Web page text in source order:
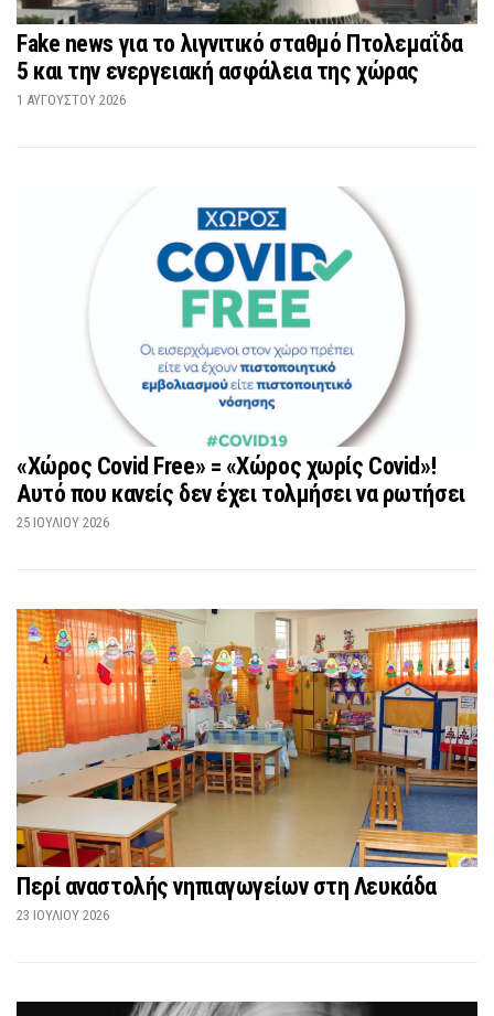
Fake news για το λιγνιτικό σταθμό Πτολεμαΐδα
5 και την ενεργειακή ασφάλεια της χώρας
1 ΑΥΓΟΎΣΤΟΥ 2026
«Χώρος Covid Free» = «Χώρος χωρίς Covid»!
Αυτό που κανείς δεν έχει τολμήσει να ρωτήσει
25 ΙΟΥΛΊΟΥ 2026
Περί αναστολής νηπιαγωγείων στη Λευκάδα
23 ΙΟΥΛΊΟΥ 2026